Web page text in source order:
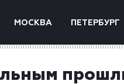
МОСКВА ПЕТЕРБУРГ